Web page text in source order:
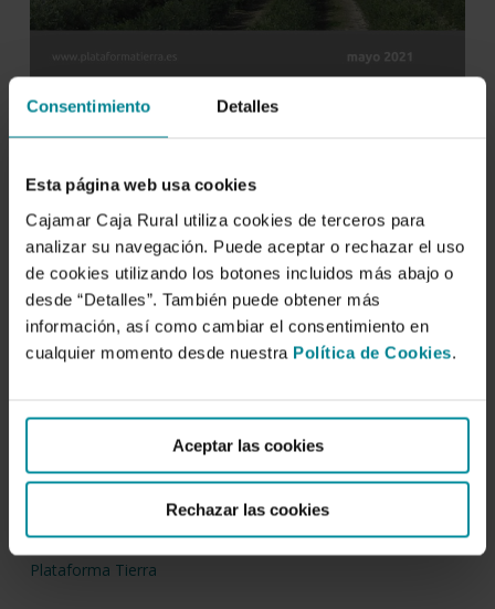
Consentimiento Detalles
Esta página web usa cookies
Cajamar Caja Rural utiliza cookies de terceros para
analizar su navegación. Puede aceptar o rechazar el uso
de cookies utilizando los botones incluidos más abajo o
desde “Detalles”. También puede obtener más
información, así como cambiar el consentimiento en
cualquier momento desde nuestra Política de Cookies.
Aceptar las cookies
Rechazar las cookies
Descargar
Balance del aceite de oliva.
Perspectivas para 2021
Autor/es:
Plataforma Tierra